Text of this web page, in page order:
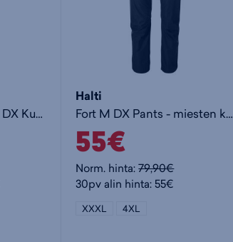
Vuoksi M Recy Long DX Kuorihousut
Halti
Fort M DX Pants - miesten kuorihousut
55€
Norm. hinta:79,90€
30pv alin hinta: 55€
XXXL 4XL